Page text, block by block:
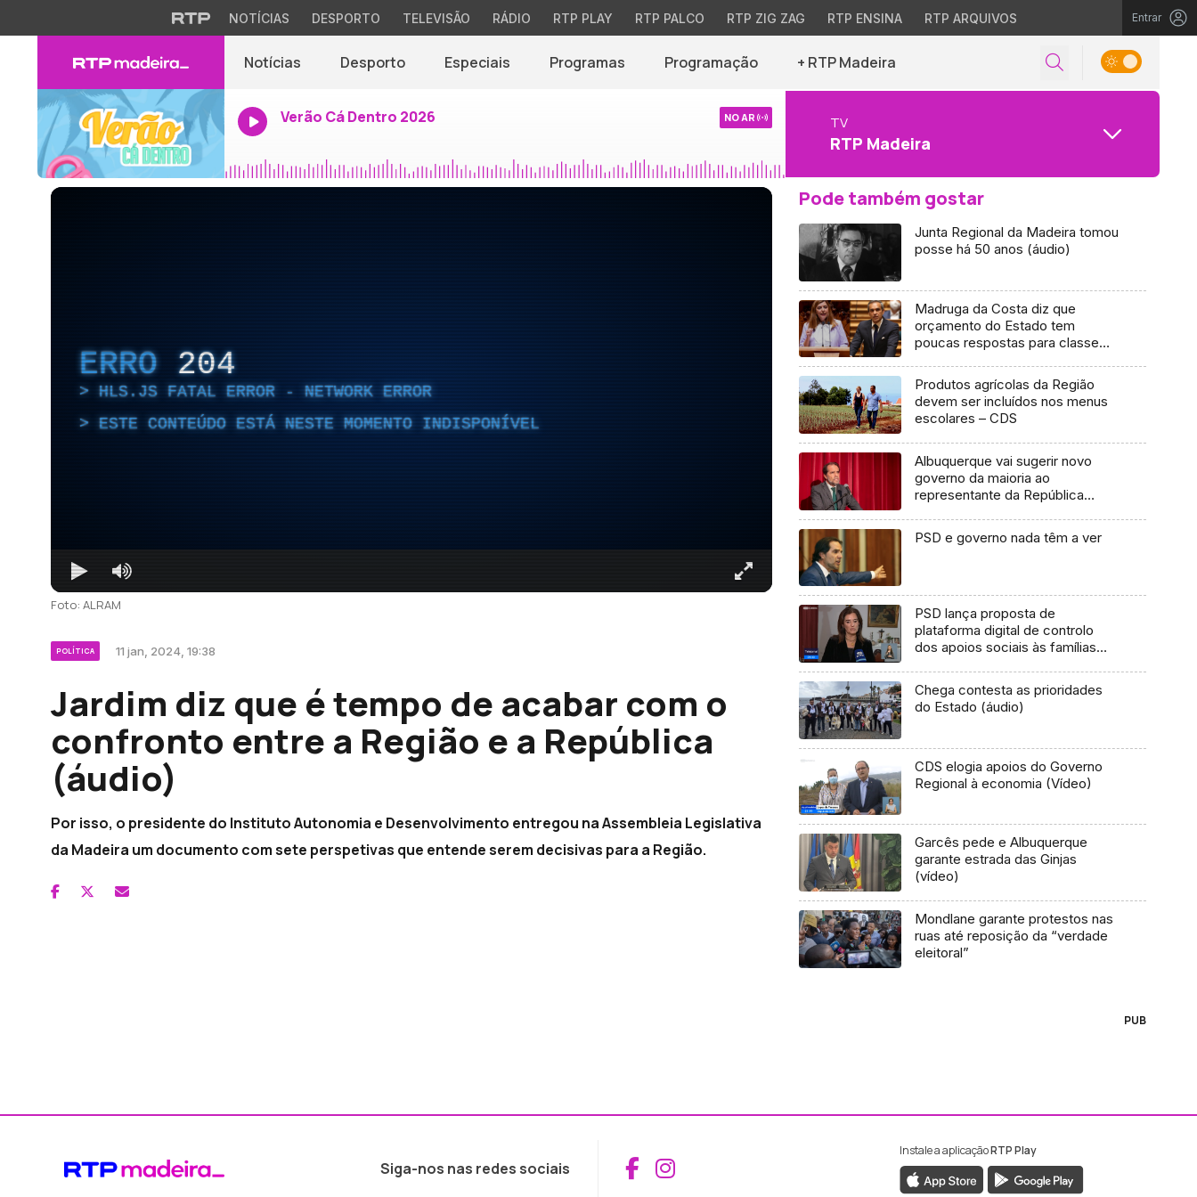
NOTÍCIAS DESPORTO TELEVISÃO RÁDIO RTP PLAY RTP PALCO RTP ZIG ZAG RTP ENSINA RTP ARQUIVOS Entrar
Notícias Desporto Especiais Programas Programação + RTP Madeira
Verão Cá Dentro 2026 NO AR TV
RTP Madeira
ERRO 204
HLS.JS FATAL ERROR - NETWORK ERROR
ESTE CONTEÚDO ESTÁ NESTE MOMENTO INDISPONÍVEL
Foto: ALRAM
POLÍTICA 11 jan, 2024, 19:38
Jardim diz que é tempo de acabar com o
confronto entre a Região e a República
(áudio)
Por isso, o presidente do Instituto Autonomia e Desenvolvimento entregou na Assembleia Legislativa
da Madeira um documento com sete perspetivas que entende serem decisivas para a Região.
Pode também gostar
Junta Regional da Madeira tomou
posse há 50 anos (áudio)
Madruga da Costa diz que
orçamento do Estado tem
poucas respostas para classe
Produtos agrícolas da Região
devem ser incluídos nos menus
escolares – CDS
Albuquerque vai sugerir novo
governo da maioria ao
representante da República
PSD e governo nada têm a ver
PSD lança proposta de
plataforma digital de controlo
dos apoios sociais às famílias
Chega contesta as prioridades
do Estado (áudio)
CDS elogia apoios do Governo
Regional à economia (Vídeo)
Garcês pede e Albuquerque
garante estrada das Ginjas
(vídeo)
Mondlane garante protestos nas
ruas até reposição da “verdade
eleitoral”
PUB
Siga-nos nas redes sociais Aceder ao Facebook da RTP Madeira
Aceder ao Instagram da RTP Madeira
Instale a aplicaçãoRTP Play